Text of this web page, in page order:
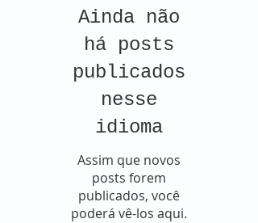
Ainda não
há posts
publicados
nesse
idioma
Assim que novos
posts forem
publicados, você
poderá vê-los aqui.